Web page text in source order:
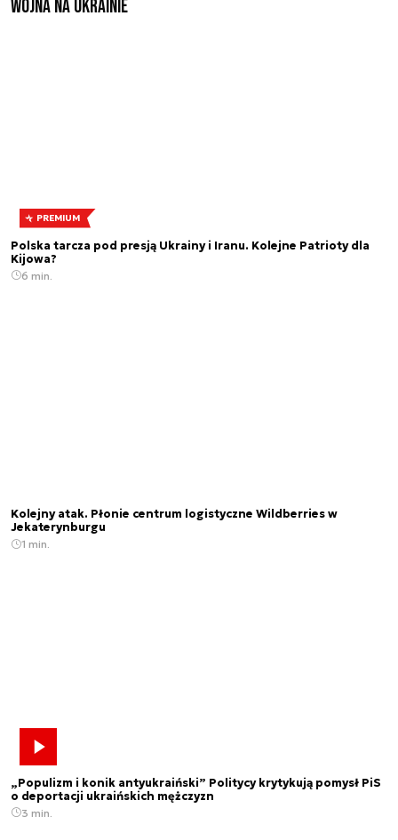
Wojna na Ukrainie
PREMIUM
Polska tarcza pod presją Ukrainy i Iranu. Kolejne Patrioty dla
Kijowa?
6 min.
Kolejny atak. Płonie centrum logistyczne Wildberries w
Jekaterynburgu
1 min.
„Populizm i konik antyukraiński” Politycy krytykują pomysł PiS
o deportacji ukraińskich mężczyzn
3 min.